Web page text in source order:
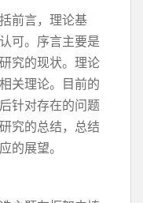
前言，理论基
可。序言主要是
究的现状。理论
关理论。目前的
针对存在的问题
究的总结，总结
的展望。